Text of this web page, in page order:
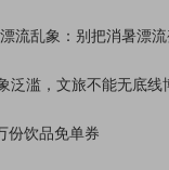
象：别把消暑漂流变成一场冒
滥，文旅不能无底线博流
份饮品免单券